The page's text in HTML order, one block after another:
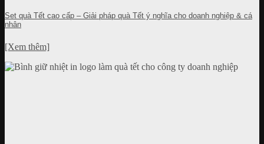
Set quà Tết cao cấp – Giải pháp quà Tết ý nghĩa cho doanh nghiệp & cá
nhân
[Xem thêm]